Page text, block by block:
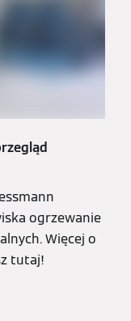
ogrzewanie
Więcej o
tutaj!